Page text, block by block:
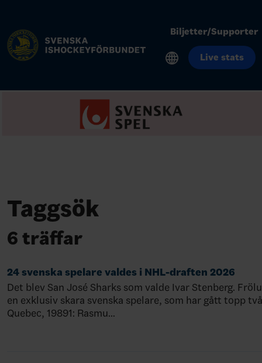
Biljetter/Supporter
Live stats
Taggsök
6 träffar
24 svenska spelare valdes i NHL-draften 2026
Det blev San José Sharks som valde Ivar Stenberg.
en exklusiv skara svenska spelare, som har gått topp
Quebec, 19891: Rasmu…